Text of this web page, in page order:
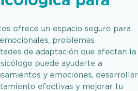
ofrece un espacio seguro para
problemas
de adaptación que afectan la
puede ayudarte a
y emociones, desarrollar
efectivas y mejorar tu